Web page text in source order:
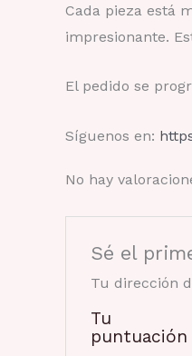
Cada pieza está
impresionante.
El pedido se
Síguenos en:
No hay
Sé el
Tu dirección
Tu
puntuación